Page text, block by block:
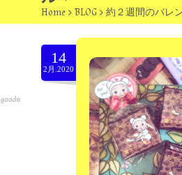
omutucake
moon chip trip
my account
Store
Home > BLOG > 約２週間のバレ
14
2月.2020